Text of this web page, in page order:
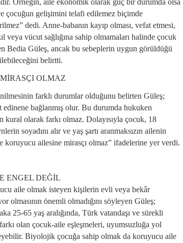
Örneğin, aile ekonomik olarak güç bir durumda olsa
çocuğun gelişimini telafi edilemez biçimde
dedi. Anne-babanın kayıp olması, vefat etmesi,
vücut sağlığına sahip olmamaları halinde çocuk
Bedia Güleş, ancak bu sebeplerin uygun görüldüğü
belirtti.
OLMAZ
farklı durumlar olduğunu belirten Güleş;
bağlanmış olur. Bu durumda hukuken
kural olarak farkı olmaz. Dolayısıyla çocuk, 18
soyadını alır ve yaş şartı aranmaksızın ailenin
koruyucu ailesine mirasçı olmaz” ifadelerine yer verdi.
ENGEL DEĞİL
aile olmak isteyen kişilerin evli veya bekâr
olmasının önemli olmadığını söyleyen Güleş;
25-65 yaş aralığında, Türk vatandaşı ve sürekli
olan çocuk-aile eşleşmeleri, uyumsuzluğa yol
Biyolojik çocuğa sahip olmak da koruyucu aile